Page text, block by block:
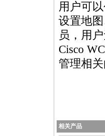
用户可
设置地
员，用
Cisco
管理相
相关产品